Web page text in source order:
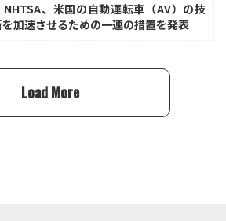
NHTSA、米国の自動運転車（AV）の技
加速させるための一連の措置を発表
Load More